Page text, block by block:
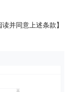
并同意上述条款】